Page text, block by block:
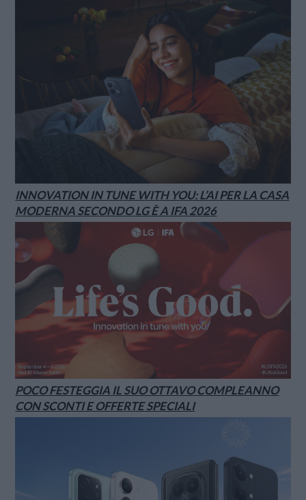
INNOVATION IN TUNE WITH YOU: L’AI PER LA CASA
MODERNA SECONDO LG È A IFA 2026
POCO FESTEGGIA IL SUO OTTAVO COMPLEANNO
CON SCONTI E OFFERTE SPECIALI